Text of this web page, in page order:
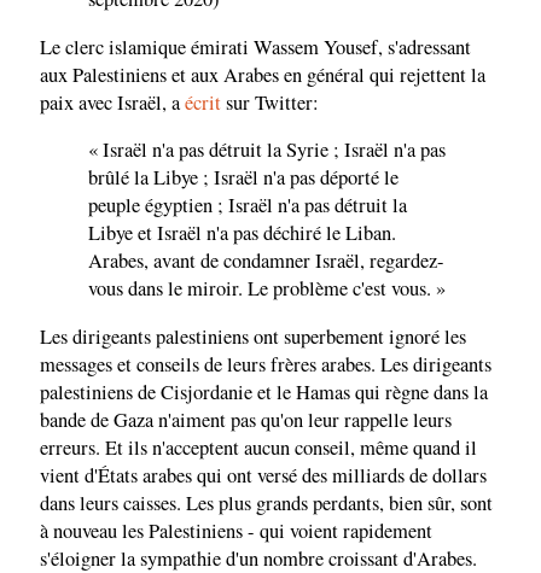
Le clerc islamique émirati Wassem Yousef, s'adressant
aux Palestiniens et aux Arabes en général qui rejettent la
paix avec Israël, aécritsur Twitter:
« Israël n'a pas détruit la Syrie ; Israël n'a pas
brûlé la Libye ; Israël n'a pas déporté le
peuple égyptien ; Israël n'a pas détruit la
Libye et Israël n'a pas déchiré le Liban.
Arabes, avant de condamner Israël, regardez-
vous dans le miroir. Le problème c'est vous. »
Les dirigeants palestiniens ont superbement ignoré les
messages et conseils de leurs frères arabes. Les dirigeants
palestiniens de Cisjordanie et le Hamas qui règne dans la
bande de Gaza n'aiment pas qu'on leur rappelle leurs
erreurs. Et ils n'acceptent aucun conseil, même quand il
vient d'États arabes qui ont versé des milliards de dollars
dans leurs caisses. Les plus grands perdants, bien sûr, sont
à nouveau les Palestiniens - qui voient rapidement
s'éloigner la sympathie d'un nombre croissant d'Arabes.